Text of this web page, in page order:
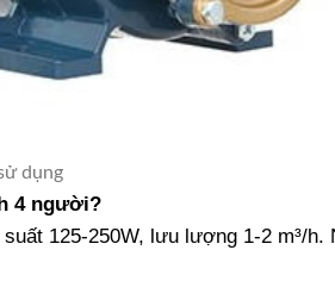
dụng
4 người?
125-250W, lưu lượng 1-2 m³/h.